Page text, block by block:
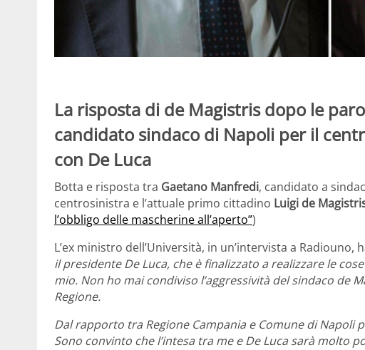
La risposta di de Magistris dopo le
candidato sindaco di Napoli per il
con De Luca
Botta e risposta tra Gaetano Manfredi, candidato a
centrosinistra e l’attuale primo cittadino Luigi de
l’obbligo delle mascherine all’aperto”)
L’ex ministro dell’Università, in un’intervista a Radiouno,
il presidente De Luca, che è finalizzato a realizzare le
mio. Non ho mai condiviso l’aggressività del sindaco de
Regione.
Dal rapporto tra Regione Campania e Comune di Napoli
Sono convinto che l’intesa tra me e De Luca sarà molto